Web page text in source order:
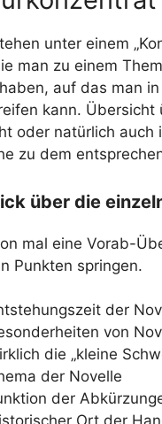
unter einem
man zu einem
auf das man
kann.
oder natürlich auch
zu dem
über die
mal eine Vorab-
Punkten springen.
der
von
die „kleine
der Novelle
der
Ort der